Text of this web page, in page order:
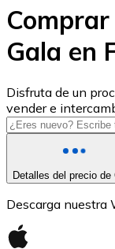
USD Coin
USDC
Comprar
Gala en
Disfruta de un
vender e
Detalles del precio de
Descarga nuestra